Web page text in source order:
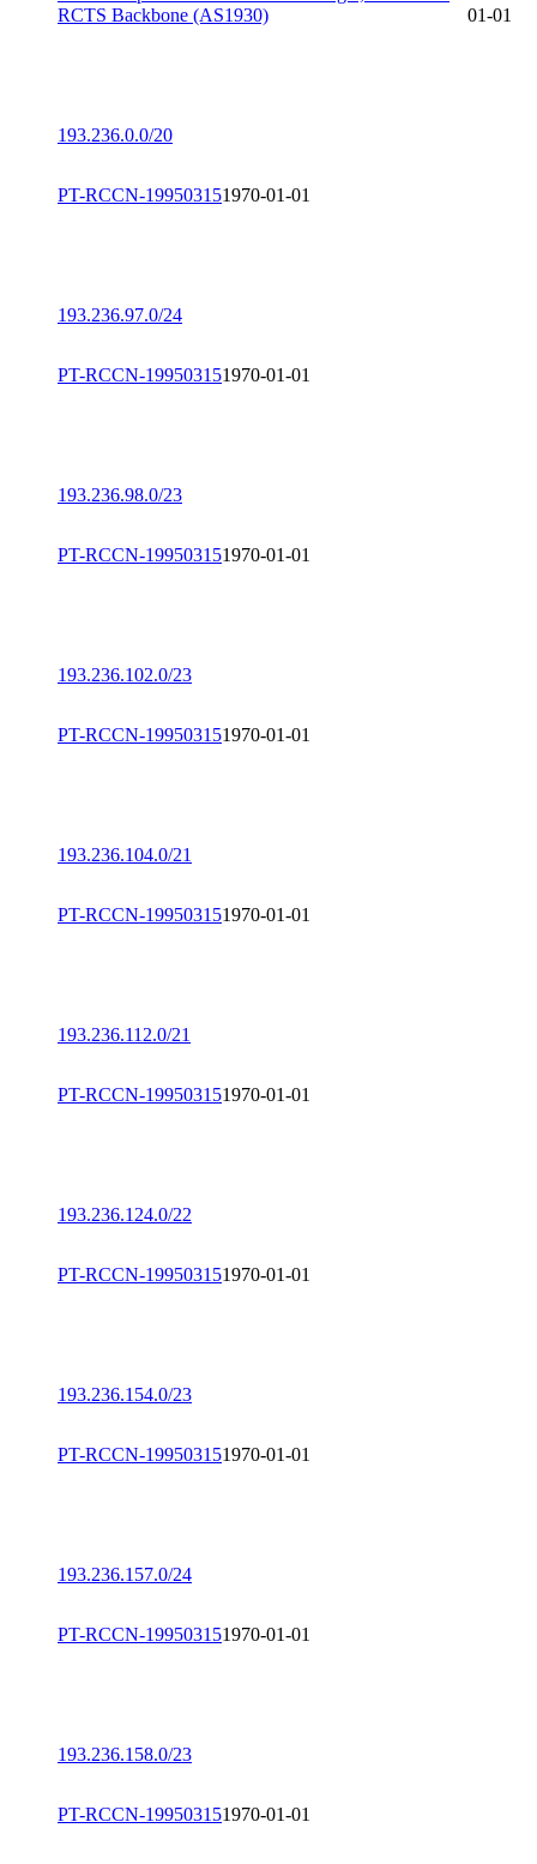
RCTS Backbone (AS1930)
01-01
193.236.0.0/20
PT-RCCN-199503151970-01-01
193.236.97.0/24
PT-RCCN-199503151970-01-01
193.236.98.0/23
PT-RCCN-199503151970-01-01
193.236.102.0/23
PT-RCCN-199503151970-01-01
193.236.104.0/21
PT-RCCN-199503151970-01-01
193.236.112.0/21
PT-RCCN-199503151970-01-01
193.236.124.0/22
PT-RCCN-199503151970-01-01
193.236.154.0/23
PT-RCCN-199503151970-01-01
193.236.157.0/24
PT-RCCN-199503151970-01-01
193.236.158.0/23
PT-RCCN-199503151970-01-01